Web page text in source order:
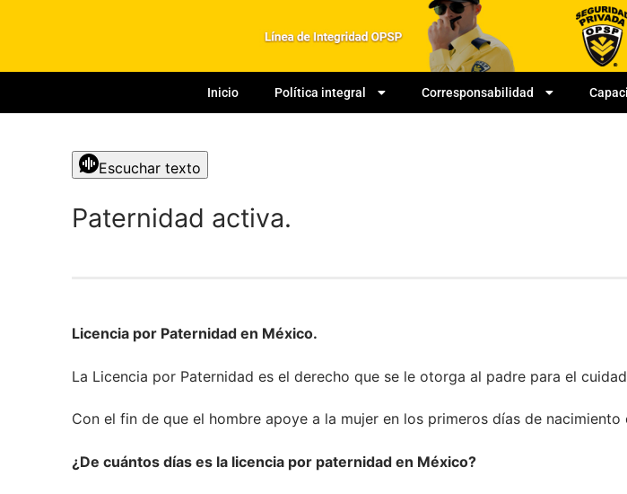
Inicio Política integral Corresponsabilidad
Escuchar texto
Paternidad activa.
Licencia por Paternidad en México.
La Licencia por Paternidad es el derecho que se le otorga al padre para el
Con el fin de que el hombre apoye a la mujer en los primeros días de
¿De cuántos días es la licencia por paternidad en México?